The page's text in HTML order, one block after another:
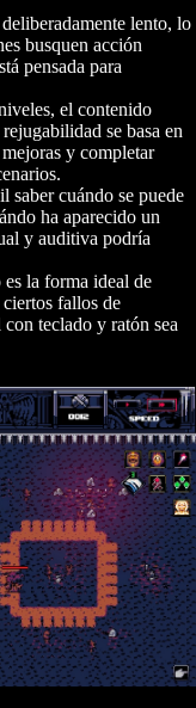
lento, lo
busquen acción
pensada para
el contenido
se basa en
y completar
saber cuándo se puede
ha aparecido un
y auditiva podría
la forma ideal de
fallos de
teclado y ratón sea